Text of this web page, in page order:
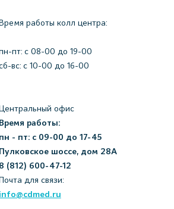
работы колл центра:
пт: c 08-00 до 19-00
вс: с 10-00 до 16-00
офис
Время работы:
пн - пт: с 09-00 до 17-45
Пулковское шоссе, дом 28А
8 (812) 600-47-12
для связи:
info@cdmed.ru